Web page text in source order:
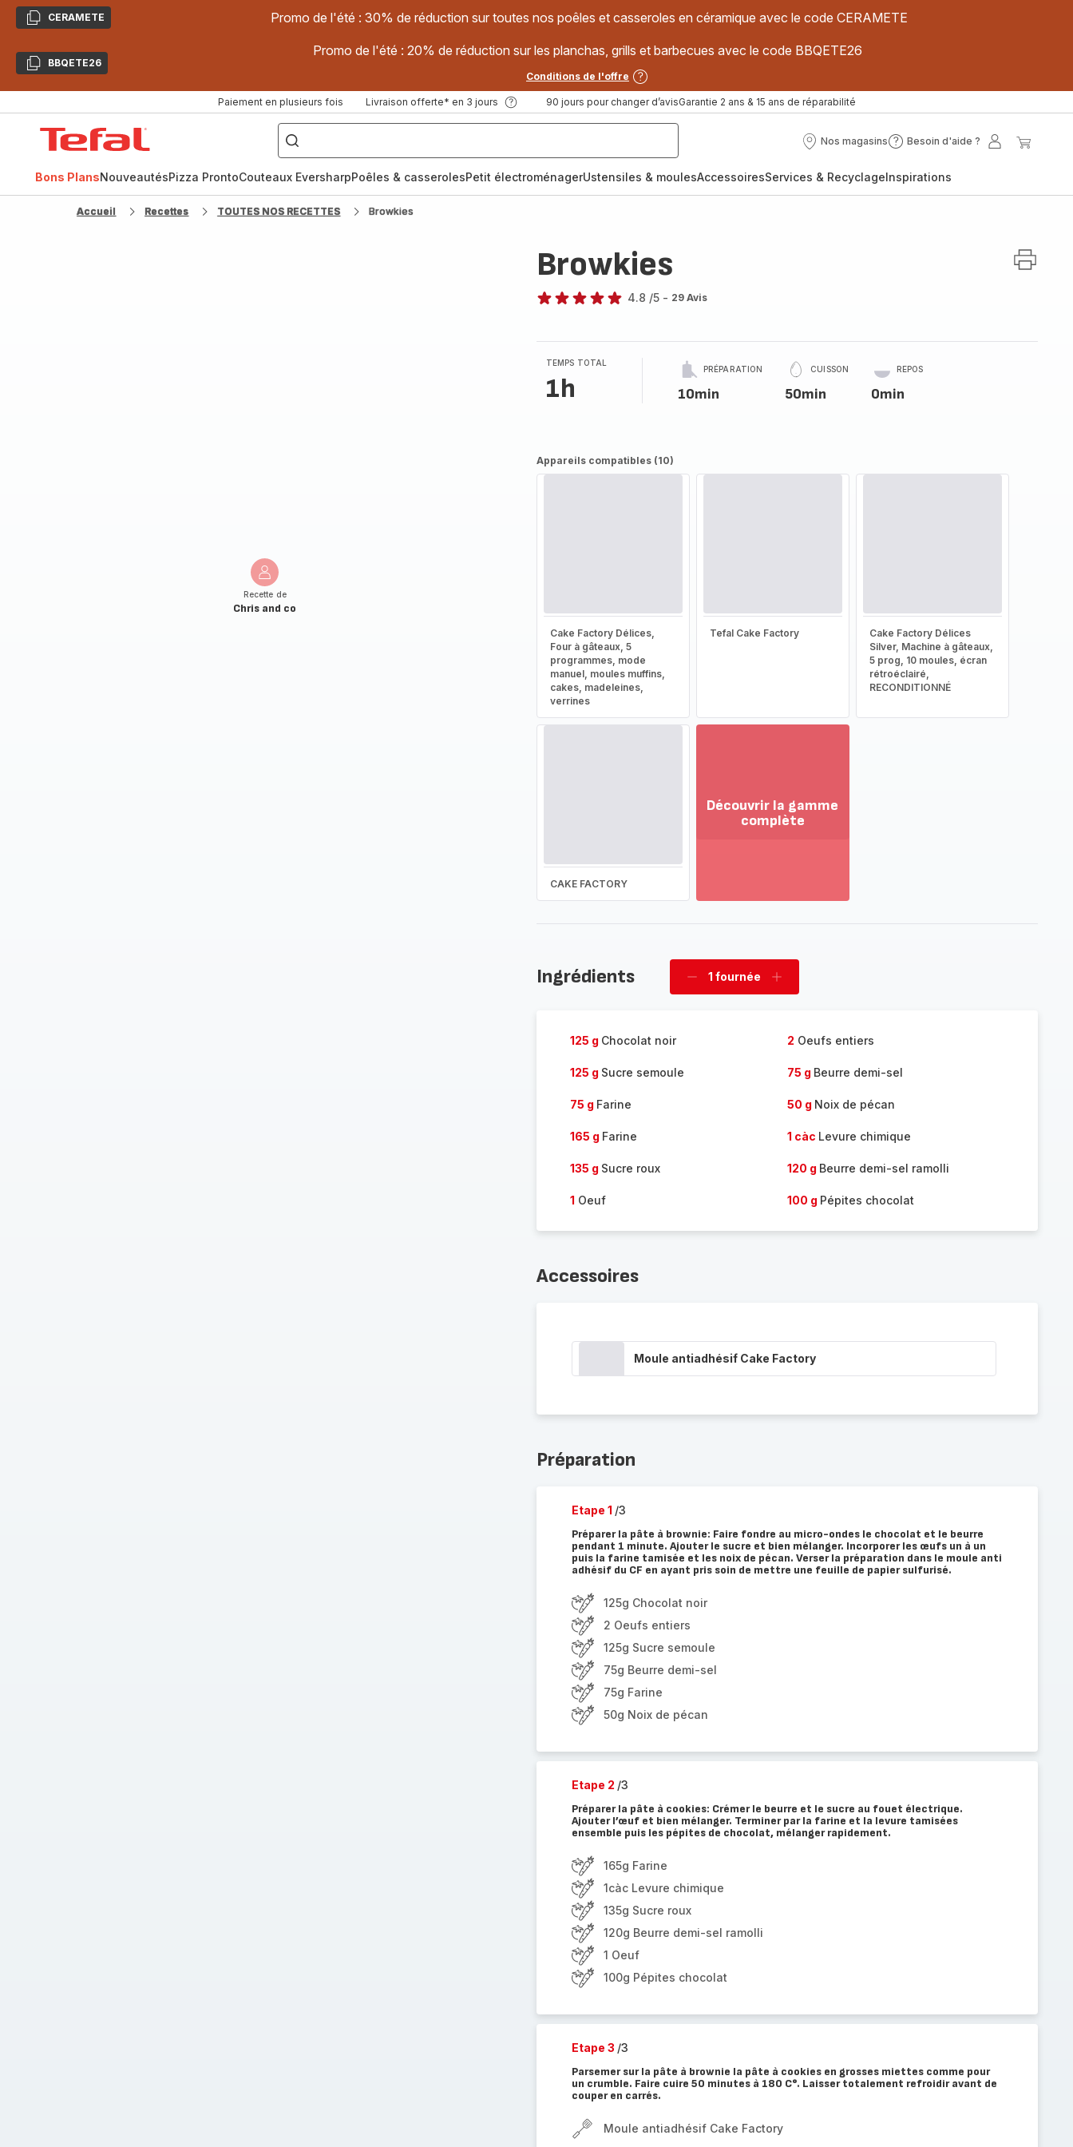
CopierCERAMETE Promo de l'été : 30% de réduction sur toutes nos poêles et casseroles en céramique avec le code CERAMETE
CopierBBQETE26
Promo de l'été : 20% de réduction sur les planchas, grills et barbecues avec le code BBQETE26
Conditions de l'offre
Paiement en plusieurs fois Livraison offerte* en 3 jours 90 jours pour changer d’avisGarantie 2 ans & 15 ans de réparabilité
["Poêles
inox,
Cake
Factory,
Nos magasins
Nos
Besoin d'aide ?
Besoin
?
Mon
Bons PlansNouveautésPizza ProntoCouteaux EversharpPoêles & casserolesPetit électroménagerUstensiles & moulesAccessoiresServices & RecyclageInspirations
Accueil Recettes TOUTES NOS RECETTES Browkies
Recette de
Chris and co
Browkies
4.8 /5 - 29 Avis
TEMPS TOTAL
1h
PRÉPARATION
10min
CUISSON
50min
REPOS
0min
Appareils compatibles (10)
Cake Factory Délices,
Four à gâteaux, 5
programmes, mode
manuel, moules muffins,
cakes, madeleines,
verrines
Tefal Cake Factory
Cake Factory Délices
Silver, Machine à gâteaux,
5 prog, 10 moules, écran
rétroéclairé,
RECONDITIONNÉ
CAKE FACTORY
Découvrir la gamme
complète
la
Ingrédients
Supprimer
1 fournée
Ajouter
125 g Chocolat noir 2 Oeufs entiers
125 g Sucre semoule 75 g Beurre demi-sel
75 g Farine 50 g Noix de pécan
165 g Farine 1 càc Levure chimique
135 g Sucre roux 120 g Beurre demi-sel ramolli
1 Oeuf 100 g Pépites chocolat
Accessoires
Moule antiadhésif Cake Factory
Préparation
Etape 1 /3
Préparer la pâte à brownie: Faire fondre au micro-ondes le chocolat et le beurre
pendant 1 minute. Ajouter le sucre et bien mélanger. Incorporer les œufs un à un
puis la farine tamisée et les noix de pécan. Verser la préparation dans le moule anti
adhésif du CF en ayant pris soin de mettre une feuille de papier sulfurisé.
125g Chocolat noir
2 Oeufs entiers
125g Sucre semoule
75g Beurre demi-sel
75g Farine
50g Noix de pécan
Etape 2 /3
Préparer la pâte à cookies: Crémer le beurre et le sucre au fouet électrique.
Ajouter l’œuf et bien mélanger. Terminer par la farine et la levure tamisées
ensemble puis les pépites de chocolat, mélanger rapidement.
165g Farine
1càc Levure chimique
135g Sucre roux
120g Beurre demi-sel ramolli
1 Oeuf
100g Pépites chocolat
Etape 3 /3
Parsemer sur la pâte à brownie la pâte à cookies en grosses miettes comme pour
un crumble. Faire cuire 50 minutes à 180 C°. Laisser totalement refroidir avant de
couper en carrés.
Moule antiadhésif Cake Factory